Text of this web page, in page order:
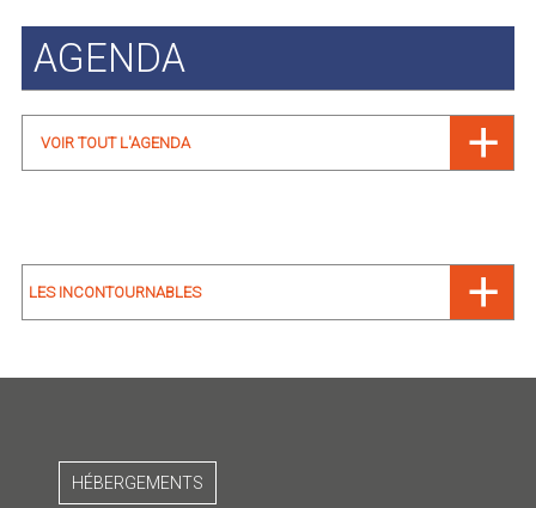
AGENDA
VOIR TOUT L'AGENDA
LES INCONTOURNABLES
HÉBERGEMENTS